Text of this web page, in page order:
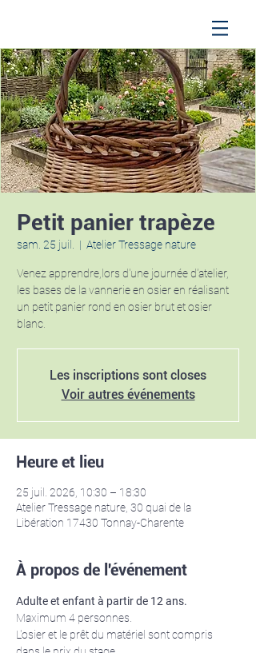
Petit panier trapèze
sam. 25 juil.
  |
Atelier Tressage nature
Venez apprendre,lors d'une journée d'atelier,
les bases de la vannerie en osier en réalisant
un petit panier rond en osier brut et osier
blanc.
Les inscriptions sont closes
Voir autres événements
Heure et lieu
25 juil. 2026, 10:30 – 18:30
Atelier Tressage nature, 30 quai de la
Libération 17430 Tonnay-Charente
À propos de l'événement
Adulte et enfant à partir de 12 ans.
Maximum 4 personnes.
L'osier et le prêt du matériel sont compris